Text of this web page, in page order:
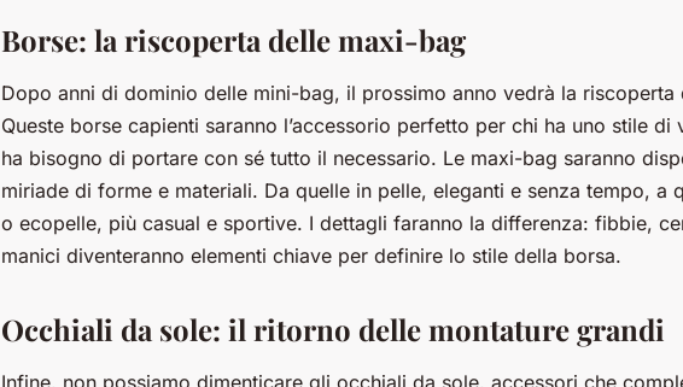
Borse: la riscoperta delle maxi-bag
Dopo anni di dominio delle mini-bag, il prossimo anno vedrà la riscoperta
Queste borse capienti saranno l’accessorio perfetto per chi ha uno stile di
ha bisogno di portare con sé tutto il necessario. Le maxi-bag saranno
miriade di forme e materiali. Da quelle in pelle, eleganti e senza tempo, a
o ecopelle, più casual e sportive. I dettagli faranno la differenza: fibbie,
manici diventeranno elementi chiave per definire lo stile della borsa.
Occhiali da sole: il ritorno delle montature grandi